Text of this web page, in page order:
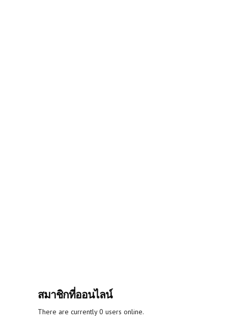
สมาชิกที่ออนไลน์
There are currently 0 users online.